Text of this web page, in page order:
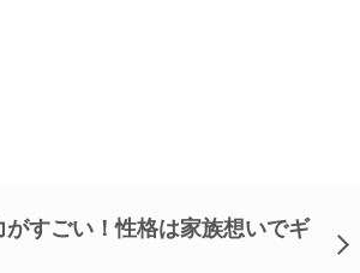
がすごい！性格は家族想いでギ